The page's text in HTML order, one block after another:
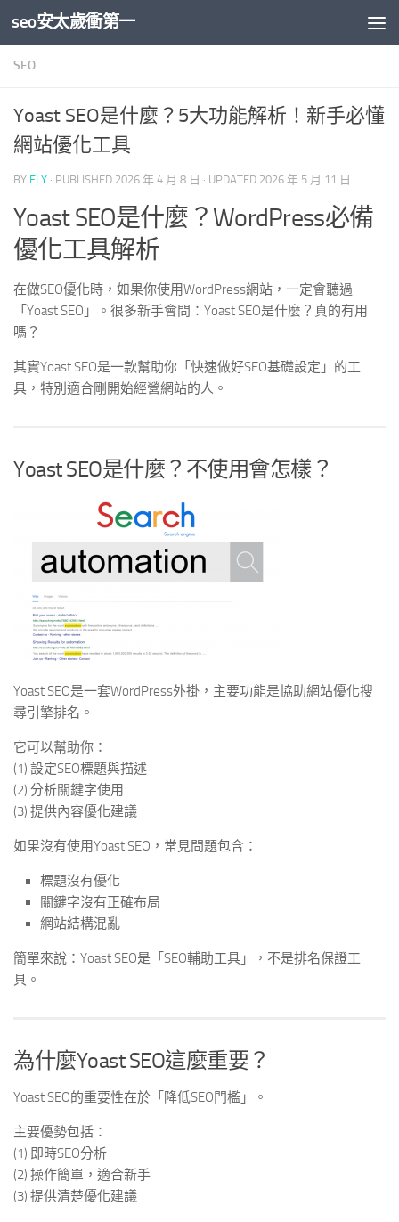
Skip to content
seo安太歲衝第一
SEO
Yoast SEO是什麼？5大功能解析！新手必懂
網站優化工具
BY FLY · PUBLISHED 2026 年 4 月 8 日 · UPDATED 2026 年 5 月 11 日
Yoast SEO是什麼？WordPress必備
優化工具解析
在做SEO優化時，如果你使用WordPress網站，一定會聽過
「Yoast SEO」。很多新手會問：Yoast SEO是什麼？真的有用
嗎？
其實Yoast SEO是一款幫助你「快速做好SEO基礎設定」的工
具，特別適合剛開始經營網站的人。
Yoast SEO是什麼？不使用會怎樣？
Yoast SEO是一套WordPress外掛，主要功能是協助網站優化搜
尋引擎排名。
它可以幫助你：
(1) 設定SEO標題與描述
(2) 分析關鍵字使用
(3) 提供內容優化建議
如果沒有使用Yoast SEO，常見問題包含：
標題沒有優化
關鍵字沒有正確布局
網站結構混亂
簡單來說：Yoast SEO是「SEO輔助工具」，不是排名保證工
具。
為什麼Yoast SEO這麼重要？
Yoast SEO的重要性在於「降低SEO門檻」。
主要優勢包括：
(1) 即時SEO分析
(2) 操作簡單，適合新手
(3) 提供清楚優化建議